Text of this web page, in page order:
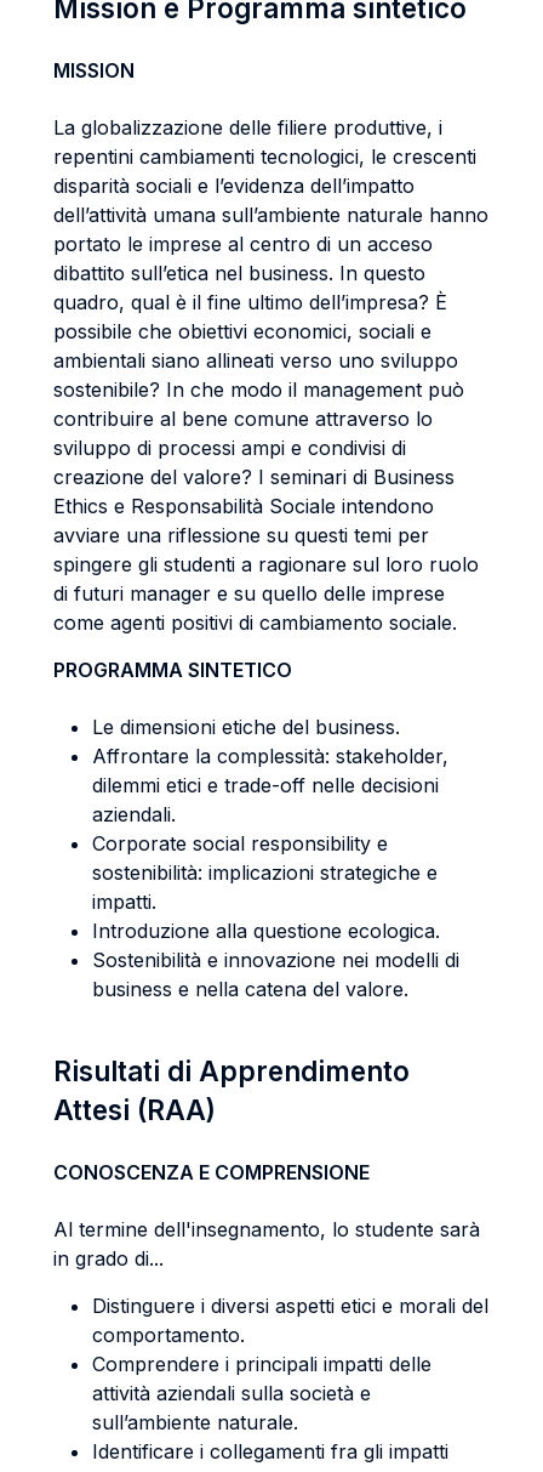
Mission e Programma sintetico
MISSION
La globalizzazione delle filiere produttive, i
repentini cambiamenti tecnologici, le crescenti
disparità sociali e l’evidenza dell’impatto
dell’attività umana sull’ambiente naturale hanno
portato le imprese al centro di un acceso
dibattito sull’etica nel business. In questo
quadro, qual è il fine ultimo dell’impresa? È
possibile che obiettivi economici, sociali e
ambientali siano allineati verso uno sviluppo
sostenibile? In che modo il management può
contribuire al bene comune attraverso lo
sviluppo di processi ampi e condivisi di
creazione del valore? I seminari di Business
Ethics e Responsabilità Sociale intendono
avviare una riflessione su questi temi per
spingere gli studenti a ragionare sul loro ruolo
di futuri manager e su quello delle imprese
come agenti positivi di cambiamento sociale.
PROGRAMMA SINTETICO
Le dimensioni etiche del business.
Affrontare la complessità: stakeholder,
dilemmi etici e trade-off nelle decisioni
aziendali.
Corporate social responsibility e
sostenibilità: implicazioni strategiche e
impatti.
Introduzione alla questione ecologica.
Sostenibilità e innovazione nei modelli di
business e nella catena del valore.
Risultati di Apprendimento
Attesi (RAA)
CONOSCENZA E COMPRENSIONE
Al termine dell'insegnamento, lo studente sarà
in grado di...
Distinguere i diversi aspetti etici e morali del
comportamento.
Comprendere i principali impatti delle
attività aziendali sulla società e
sull’ambiente naturale.
Identificare i collegamenti fra gli impatti